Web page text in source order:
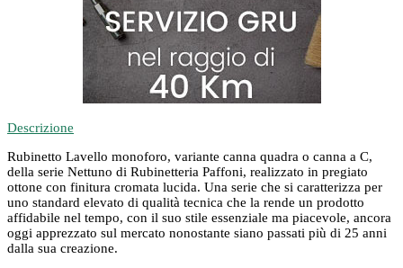
Descrizione
Rubinetto Lavello monoforo, variante canna quadra o canna a C,
della serie Nettuno di Rubinetteria Paffoni, realizzato in pregiato
ottone con finitura cromata lucida. Una serie che si caratterizza per
uno standard elevato di qualità tecnica che la rende un prodotto
affidabile nel tempo, con il suo stile essenziale ma piacevole, ancora
oggi apprezzato sul mercato nonostante siano passati più di 25 anni
dalla sua creazione.